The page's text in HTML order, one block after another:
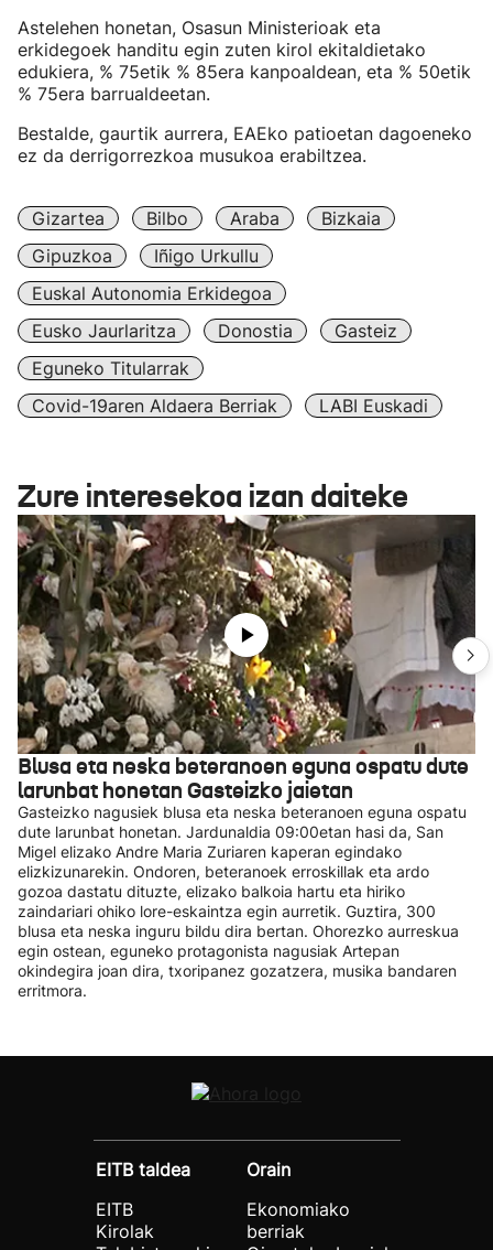
Astelehen honetan, Osasun Ministerioak eta
erkidegoek handitu egin zuten kirol ekitaldietako
edukiera, % 75etik % 85era kanpoaldean, eta % 50etik
% 75era barrualdeetan.
Bestalde, gaurtik aurrera, EAEko patioetan dagoeneko
ez da derrigorrezkoa musukoa erabiltzea.
Gizartea Bilbo Araba
Bizkaia
Gipuzkoa
Iñigo Urkullu
Euskal Autonomia Erkidegoa
Eusko Jaurlaritza
Donostia
Gasteiz
Eguneko Titularrak
Covid-19aren Aldaera Berriak
LABI Euskadi
Zure interesekoa izan daiteke
Blusa eta neska beteranoen eguna ospatu dute
larunbat honetan Gasteizko jaietan
Gasteizko nagusiek blusa eta neska beteranoen eguna ospatu
dute larunbat honetan. Jardunaldia 09:00etan hasi da, San
Migel elizako Andre Maria Zuriaren kaperan egindako
elizkizunarekin. Ondoren, beteranoek erroskillak eta ardo
gozoa dastatu dituzte, elizako balkoia hartu eta hiriko
zaindariari ohiko lore-eskaintza egin aurretik. Guztira, 300
blusa eta neska inguru bildu dira bertan. Ohorezko aurreskua
egin ostean, eguneko protagonista nagusiak Artepan
okindegira joan dira, txoripanez gozatzera, musika bandaren
erritmora.
EITB taldea
EITB
Kirolak
Orain
Ekonomiako
berriak